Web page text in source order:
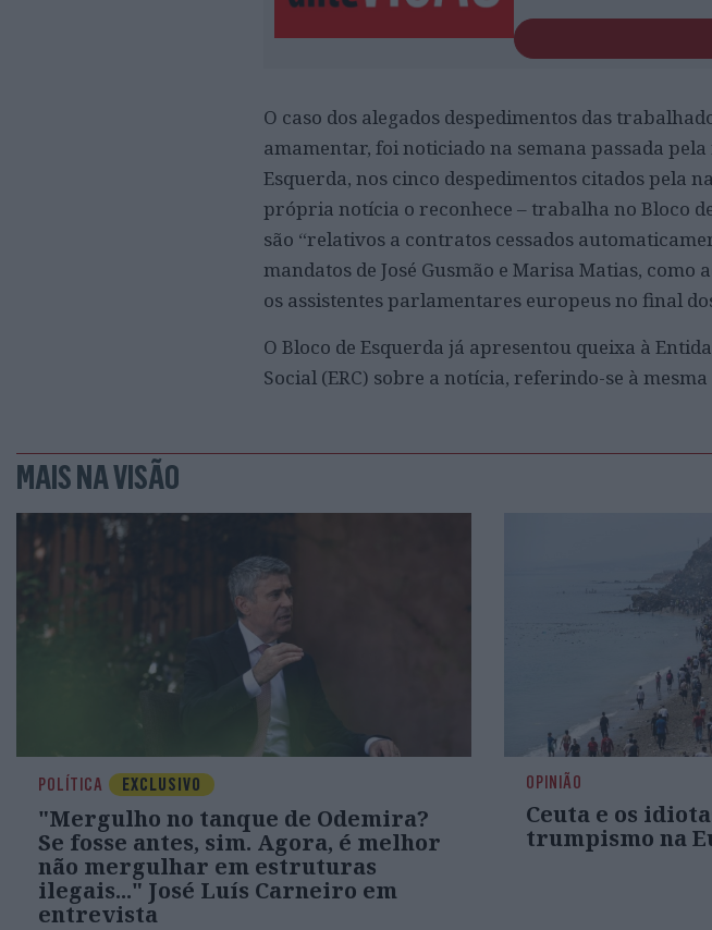
O caso dos alegados despedimentos das
amamentar, foi noticiado na semana passada
Esquerda, nos cinco despedimentos citados pela
própria notícia o reconhece – trabalha no Bloco
são “relativos a contratos cessados
mandatos de José Gusmão e Marisa Matias, como
os assistentes parlamentares europeus no final
O Bloco de Esquerda já apresentou queixa à
Social (ERC) sobre a notícia, referindo-se à
MAIS NA VISÃO
POLÍTICA EXCLUSIVO
"Mergulho no tanque de Odemira?
Se fosse antes, sim. Agora, é melhor
não mergulhar em estruturas
ilegais..." José Luís Carneiro em
entrevista
OPINIÃO
Ceuta e os
trumpismo na